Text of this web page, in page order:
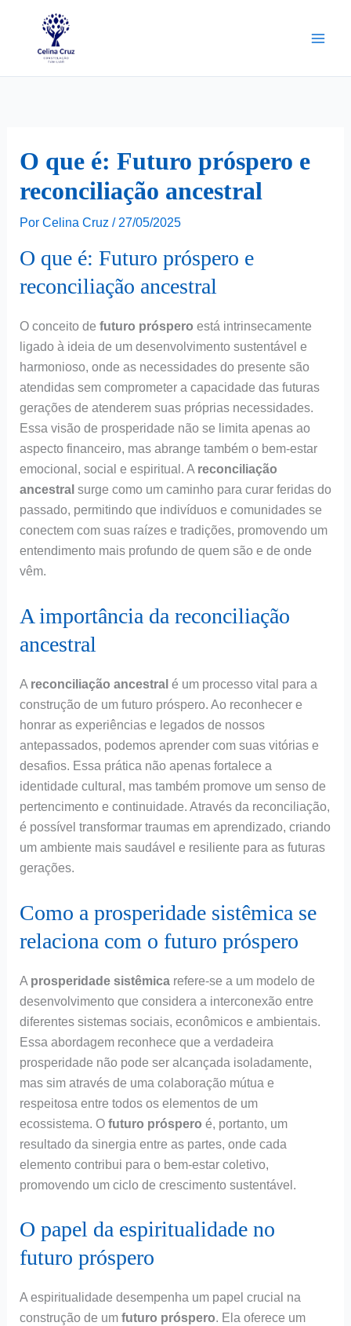
O que é: Futuro próspero e
reconciliação ancestral
Por Celina Cruz / 27/05/2025
O que é: Futuro próspero e
reconciliação ancestral
O conceito de futuro próspero está intrinsecamente
ligado à ideia de um desenvolvimento sustentável e
harmonioso, onde as necessidades do presente são
atendidas sem comprometer a capacidade das futuras
gerações de atenderem suas próprias necessidades.
Essa visão de prosperidade não se limita apenas ao
aspecto financeiro, mas abrange também o bem-estar
emocional, social e espiritual. A reconciliação
ancestral surge como um caminho para curar feridas do
passado, permitindo que indivíduos e comunidades se
conectem com suas raízes e tradições, promovendo um
entendimento mais profundo de quem são e de onde
vêm.
A importância da reconciliação
ancestral
A reconciliação ancestral é um processo vital para a
construção de um futuro próspero. Ao reconhecer e
honrar as experiências e legados de nossos
antepassados, podemos aprender com suas vitórias e
desafios. Essa prática não apenas fortalece a
identidade cultural, mas também promove um senso de
pertencimento e continuidade. Através da reconciliação,
é possível transformar traumas em aprendizado, criando
um ambiente mais saudável e resiliente para as futuras
gerações.
Como a prosperidade sistêmica se
relaciona com o futuro próspero
A prosperidade sistêmicarefere-se a um modelo de
desenvolvimento que considera a interconexão entre
diferentes sistemas sociais, econômicos e ambientais.
Essa abordagem reconhece que a verdadeira
prosperidade não pode ser alcançada isoladamente,
mas sim através de uma colaboração mútua e
respeitosa entre todos os elementos de um
ecossistema. O futuro próspero é, portanto, um
resultado da sinergia entre as partes, onde cada
elemento contribui para o bem-estar coletivo,
promovendo um ciclo de crescimento sustentável.
O papel da espiritualidade no
futuro próspero
A espiritualidade desempenha um papel crucial na
construção de um futuro próspero. Ela oferece um